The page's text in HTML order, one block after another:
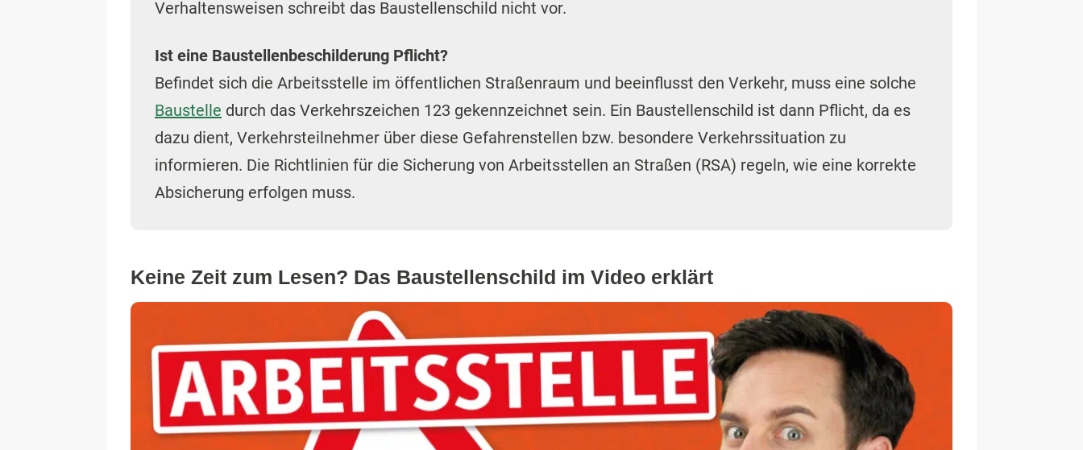
Verhaltensweisen schreibt das Baustellenschild nicht vor.
Ist eine Baustellenbeschilderung Pflicht?
Befindet sich die Arbeitsstelle im öffentlichen Straßenraum und beeinflusst den Verkehr, muss eine solche
Baustelle durch das Verkehrszeichen 123 gekennzeichnet sein. Ein Baustellenschild ist dann Pflicht, da es
dazu dient, Verkehrsteilnehmer über diese Gefahrenstellen bzw. besondere Verkehrssituation zu
informieren. Die Richtlinien für die Sicherung von Arbeitsstellen an Straßen (RSA) regeln, wie eine korrekte
Absicherung erfolgen muss.
Keine Zeit zum Lesen? Das Baustellenschild im Video erklärt